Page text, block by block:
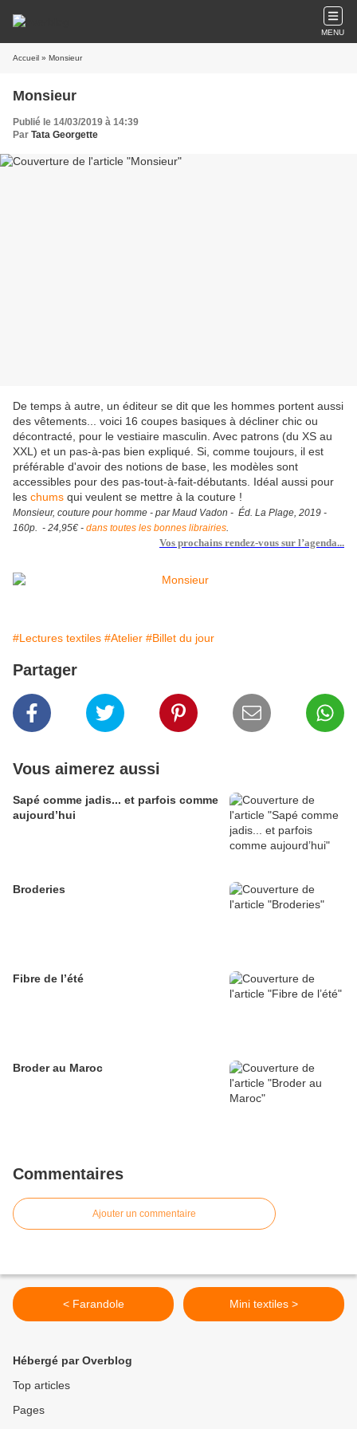
MENU
Accueil » Monsieur
Monsieur
Publié le 14/03/2019 à 14:39
Par Tata Georgette
De temps à autre, un éditeur se dit que les hommes portent aussi
des vêtements... voici 16 coupes basiques à décliner chic ou
décontracté, pour le vestiaire masculin. Avec patrons (du XS au
XXL) et un pas-à-pas bien expliqué. Si, comme toujours, il est
préférable d'avoir des notions de base, les modèles sont
accessibles pour des pas-tout-à-fait-débutants. Idéal aussi pour
les chums qui veulent se mettre à la couture !
Monsieur, couture pour homme - par Maud Vadon - Éd. La Plage, 2019 -
160p. - 24,95€ - dans toutes les bonnes librairies.
Vos prochains rendez-vous sur l’agenda...
#Lectures textiles #Atelier #Billet du jour
Partager
Vous aimerez aussi
Sapé comme jadis... et parfois comme
aujourd’hui
Broderies
Fibre de l’été
Broder au Maroc
Commentaires
Ajouter un commentaire
< Farandole Mini textiles >
Hébergé par Overblog
Top articles
Pages